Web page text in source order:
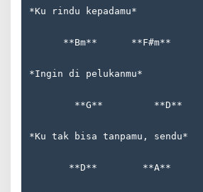
*Ku rindu kepadamu*
      **Bm**      **F#m**
*Ingin di pelukanmu*
**G**         **D**
*Ku tak bisa tanpamu, sendu*
       **D**        **A**